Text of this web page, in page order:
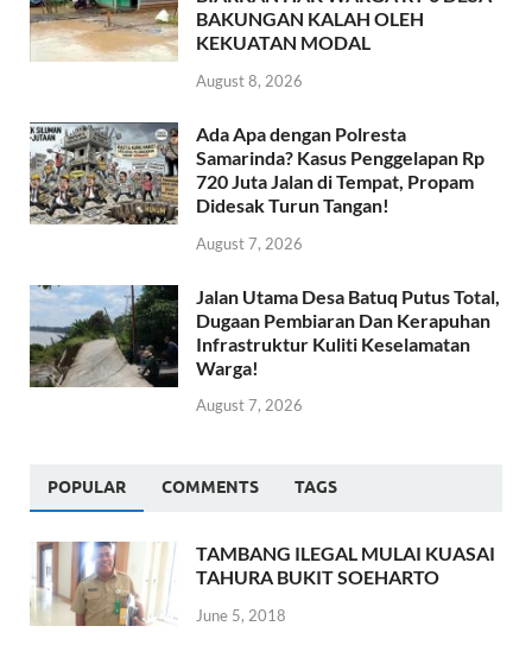
BAKUNGAN KALAH OLEH
KEKUATAN MODAL
August 8, 2026
Ada Apa dengan Polresta
Samarinda? Kasus Penggelapan Rp
720 Juta Jalan di Tempat, Propam
Didesak Turun Tangan!
August 7, 2026
Jalan Utama Desa Batuq Putus Total,
Dugaan Pembiaran Dan Kerapuhan
Infrastruktur Kuliti Keselamatan
Warga!
August 7, 2026
POPULAR COMMENTS TAGS
TAMBANG ILEGAL MULAI KUASAI
TAHURA BUKIT SOEHARTO
June 5, 2018